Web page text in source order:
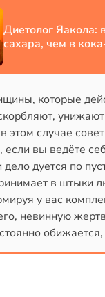
Диетолог Яакола:
сахара, чем в
которые
в этом случае
если вы ведёте
дело дуется по
в штыки
у вас
невинную
обижается,